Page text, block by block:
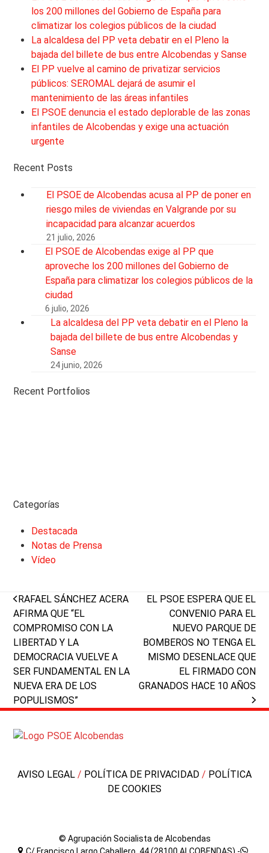
los 200 millones del Gobierno de España para
climatizar los colegios públicos de la ciudad
La alcaldesa del PP veta debatir en el Pleno la
bajada del billete de bus entre Alcobendas y Sanse
El PP vuelve al camino de privatizar servicios
públicos: SEROMAL dejará de asumir el
mantenimiento de las áreas infantiles
El PSOE denuncia el estado deplorable de las zonas
infantiles de Alcobendas y exige una actuación
urgente
Recent Posts
El PSOE de Alcobendas acusa al PP de poner en
riesgo miles de viviendas en Valgrande por su
incapacidad para alcanzar acuerdos
21 julio, 2026
El PSOE de Alcobendas exige al PP que
aproveche los 200 millones del Gobierno de
España para climatizar los colegios públicos de la
ciudad
6 julio, 2026
La alcaldesa del PP veta debatir en el Pleno la
bajada del billete de bus entre Alcobendas y
Sanse
24 junio, 2026
Recent Portfolios
Categorías
Destacada
Notas de Prensa
Vídeo
previous
post:
RAFAEL SÁNCHEZ ACERA
AFIRMA QUE “EL
COMPROMISO CON LA
LIBERTAD Y LA
DEMOCRACIA VUELVE A
SER FUNDAMENTAL EN LA
NUEVA ERA DE LOS
POPULISMOS”
next
EL PSOE ESPERA QUE EL
CONVENIO PARA EL
NUEVO PARQUE DE
BOMBEROS NO TENGA EL
MISMO DESENLACE QUE
EL FIRMADO CON
GRANADOS HACE 10 AÑOS
AVISO LEGAL / POLÍTICA DE PRIVACIDAD / POLÍTICA
DE COOKIES
© Agrupación Socialista de Alcobendas
C/ Francisco Largo Caballero, 44 (28100 ALCOBENDAS) -